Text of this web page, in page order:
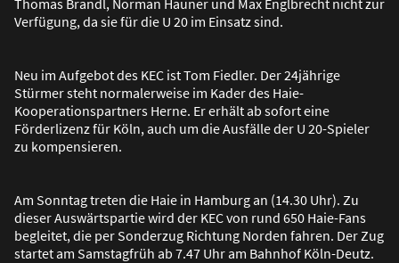
Thomas Brandl, Norman Hauner und Max Englbrecht nicht zur
Verfügung, da sie für die U 20 im Einsatz sind.
Neu im Aufgebot des KEC ist Tom Fiedler. Der 24jährige
Stürmer steht normalerweise im Kader des Haie-
Kooperationspartners Herne. Er erhält ab sofort eine
Förderlizenz für Köln, auch um die Ausfälle der U 20-Spieler
zu kompensieren.
Am Sonntag treten die Haie in Hamburg an (14.30 Uhr). Zu
dieser Auswärtspartie wird der KEC von rund 650 Haie-Fans
begleitet, die per Sonderzug Richtung Norden fahren. Der Zug
startet am Samstagfrüh ab 7.47 Uhr am Bahnhof Köln-Deutz.